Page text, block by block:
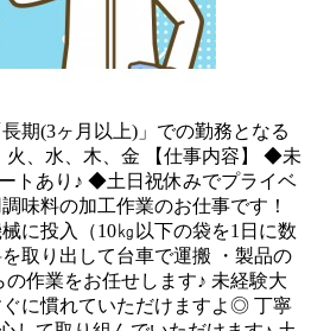
期(3ヶ月以上)」での勤務となる
火、水、木、金 【仕事内容】 ◆未
トあり♪ ◆土日祝休みでプライベ
味料の加工作業のお仕事です！
に投入（10㎏以下の袋を1日に数
取り出して台車で運搬 ・製品の
作業をお任せします♪ 未経験大
に慣れていただけますよ◎ 丁寧